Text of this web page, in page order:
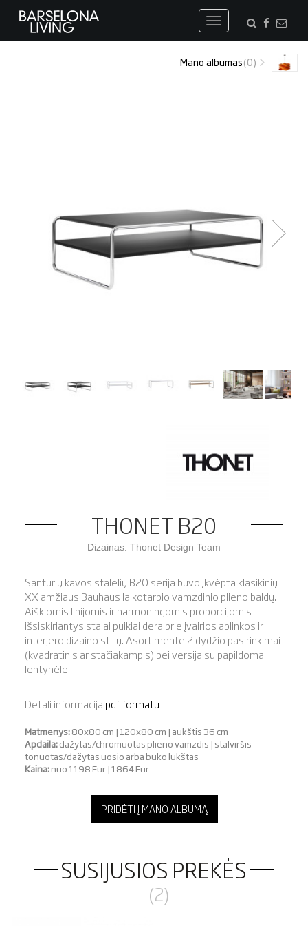
Toggle
navigation
Mano albumas(0)
THONET B20
Dizainas: Thonet Design Team
Santūrių kavos stalelių B20 serija buvo įkvėpta klasikinių
XX amžiaus Bauhaus laikotarpio vamzdinio plieno baldų.
Aiškiomis linijomis ir harmoningomis proporcijomis
išsiskiriantys stalai puikiai dera prie įvairios aplinkos ir
interjero dizaino stilių. Asortimente 2 dydžio pasirinkimai
(kvadratinis ar stačiakampis) bei versija su papildoma
lentynėle.
Detali informacija pdf formatu
Matmenys:80x80 cm | 120x80 cm | aukštis 36 cm
Apdaila:dažytas/chromuotas plieno vamzdis | stalviršis -
tonuotas/dažytas uosio arba buko lukštas
Kaina:nuo 1198 Eur | 1864 Eur
PRIDĖTI Į MANO ALBUMĄ
SUSIJUSIOS PREKĖS
(2)